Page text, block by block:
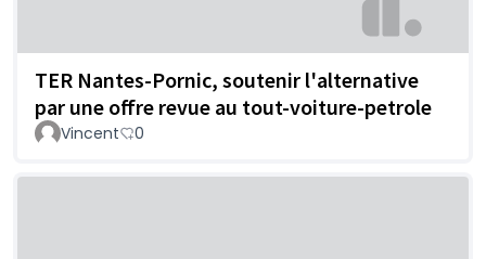
TER Nantes-Pornic, soutenir l'alternative
par une offre revue au tout-voiture-petrole
Vincent 0